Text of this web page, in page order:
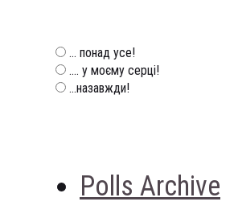
... понад усе!
.... у моєму серці!
...назавжди!
Polls Archive